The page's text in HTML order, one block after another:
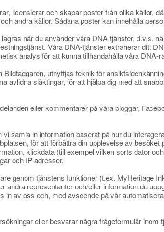
licensierar och skapar poster från olika källor,
andra källor. Sådana poster kan innehålla
när du använder våra DNA-tjänster, d.v.s.
Våra DNA-tjänster extraherar ditt
analys för att kunna tillhandahålla våra DNA-
utnyttjas teknik för
avlidna släktingar, för att hjälpa dig med att
eller kommentarer på våra bloggar,
samla in information baserat på hur du
för att förbättra din upplevelse av
klickdata (till exempel vilken sorts dator
och IP-adresser.
genom tjänstens funktioner (t.ex. MyHeritage
representanter och/eller information du
av oss och, med avseende på vår
eller besvarar några frågeformulär inom